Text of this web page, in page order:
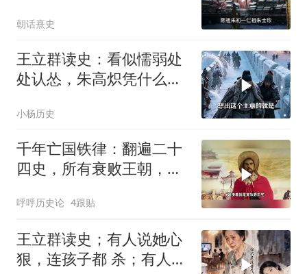
朝话熹史
王立群读史：看似懦弱处
处认怂，朱高炽凭什么熬
小杨历史
千年亡国铁律：翻遍二十
四史，所有衰败王朝，都
呼呼历史论 4跟贴
王立群读史；有人说她心
狠，连孩子都 杀；有人说